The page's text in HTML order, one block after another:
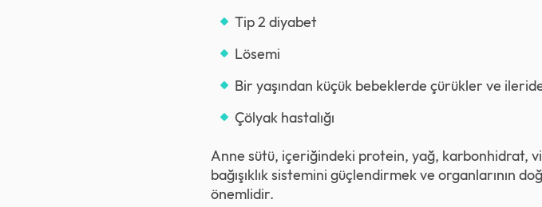
Tip 2 diyabet
Lösemi
Bir yaşından küçük bebeklerde çürükler ve
Çölyak hastalığı
Anne sütü, içeriğindeki protein, yağ, karbonhidrat,
bağışıklık sistemini güçlendirmek ve organlarının
önemlidir.